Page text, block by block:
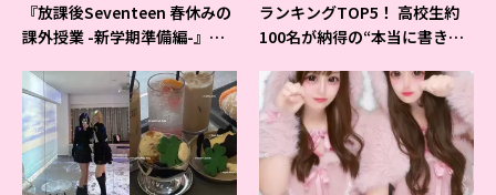
『放課後Seventeen 春休みの
課外授業 -新学期準備編-』イ
ランキングTOP5！ 高校生約
100名が納得の“本当に書きや